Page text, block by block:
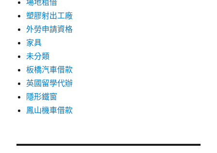
場地租借
塑膠射出工廠
外勞申請資格
家具
未分類
板橋汽車借款
英國留學代辦
隱形鐵窗
鳳山機車借款